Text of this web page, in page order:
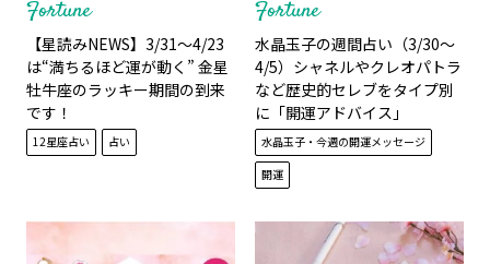
Fortune
【星読みNEWS】3/31〜4/23
は“満ちるほど運が動く” 金星
牡牛座のラッキー期間の到来
です！
12星座占い 占い
Fortune
水晶玉子の週間占い（3/30～
4/5）シャネルやクレオパトラ
など歴史的セレブをタイプ別
に「開運アドバイス」
水晶玉子・今週の開運メッセージ
開運